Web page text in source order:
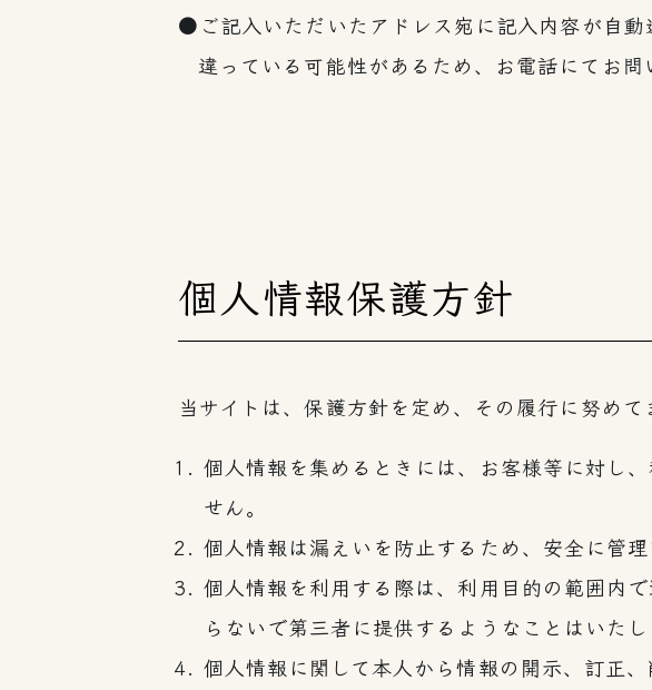
ご記入いただいたアドレス宛に記入内容が自
違っている可能性があるため、お電話にてお問
個人情報保護方針
当サイトは、保護方針を定め、その履行に努めて
個人情報を集めるときには、お客様等に対し
せん。
個人情報は漏えいを防止するため、安全に管理
個人情報を利用する際は、利用目的の範囲内
らないで第三者に提供するようなことはいたし
個人情報に関して本人から情報の開示、訂正